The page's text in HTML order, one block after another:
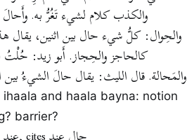
والكذب كلام لشيء تَغُرُّ به. وأَحالَ
والحِوال: كلُّ شيء حال بين اثنين، يقال
كالحاجز والحِجاز. أَبو زيد: حُلْتُ
والمَحالة. قال الليث: يقال حالَ الشيءُ بين
and haala bayna: notion
barrier?